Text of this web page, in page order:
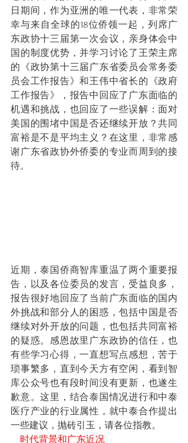
日期间，作为亚洲的唯一代表，非常荣
幸与来自全球的18位侨领一起，列席广
东政协十三届第一次会议，亲身体会中
国的制度优势，并学习讨论了王荣主席
的《政协第十三届广东省委员会常务委
员会工作报告》和王伟中省长的《政府
工作报告》，报告中回应了广东面临的
机遇和挑战，也回应了一些误解：面对
美国的围堵中国是否还继续开放？共同
富裕是不是平均主义？在这里，非常感
谢广东省政协外侨委的专业而周到的接
待。
近期，泰国侨商智库重温了两个重要报
告，以及各位委员的发言，受益良多，
报告很好地回应了当前广东面临的国内
外挑战和部分人的困惑，包括中国是否
继续对外开放的问题，也包括共同富裕
的疑惑。感恩故里广东政协的信任，也
有些学习心得，一直想写点感想，苦于
琐事繁多，直到今天方有空闲，看到智
库公众号也有段时间没有更新，也遂生
歉意。这里，结合泰国情况进行和中泰
医疗产业的行业属性，就中泰合作提出
一些建议，抛砖引玉，请各位指教。
    时代背景和广东近况